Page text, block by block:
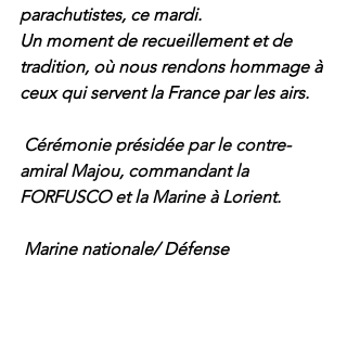
parachutistes, ce mardi.
Un moment de recueillement et de
tradition, où nous rendons hommage à
ceux qui servent la France par les airs.
Cérémonie présidée par le contre-
amiral Majou, commandant la
FORFUSCO et la Marine à Lorient.
Marine nationale/ Défense